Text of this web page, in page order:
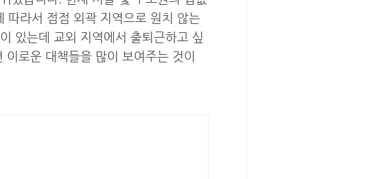
따라서 점점 외곽 지역으로 원치 않는
있는데 교외 지역에서 출퇴근하고 싶
로운 대책들을 많이 보여주는 것이